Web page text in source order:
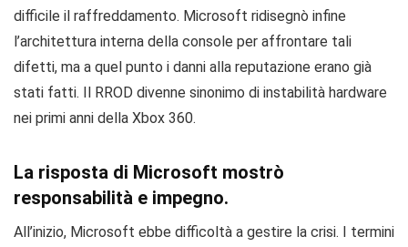
difficile il raffreddamento. Microsoft ridisegnò infine
l’architettura interna della console per affrontare tali
difetti, ma a quel punto i danni alla reputazione erano già
stati fatti. Il RROD divenne sinonimo di instabilità hardware
nei primi anni della Xbox 360.
La risposta di Microsoft mostrò
responsabilità e impegno.
All’inizio, Microsoft ebbe difficoltà a gestire la crisi. I termini